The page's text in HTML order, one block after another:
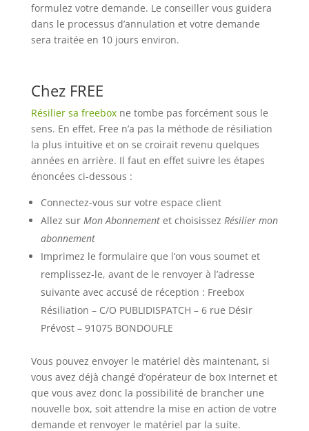
formulez votre demande. Le conseiller vous guidera
dans le processus d’annulation et votre demande
sera traitée en 10 jours environ.
Chez FREE
Résilier sa freeboxne tombe pas forcément sous le
sens. En effet, Free n’a pas la méthode de résiliation
la plus intuitive et on se croirait revenu quelques
années en arrière. Il faut en effet suivre les étapes
énoncées ci-dessous :
Connectez-vous sur votre espace client
Allez sur Mon Abonnementet choisissez Résilier mon
abonnement
Imprimez le formulaire que l’on vous soumet et
remplissez-le, avant de le renvoyer à l’adresse
suivante avec accusé de réception : Freebox
Résiliation – C/O PUBLIDISPATCH – 6 rue Désir
Prévost – 91075 BONDOUFLE
Vous pouvez envoyer le matériel dès maintenant, si
vous avez déjà changé d’opérateur de box Internet et
que vous avez donc la possibilité de brancher une
nouvelle box, soit attendre la mise en action de votre
demande et renvoyer le matériel par la suite.